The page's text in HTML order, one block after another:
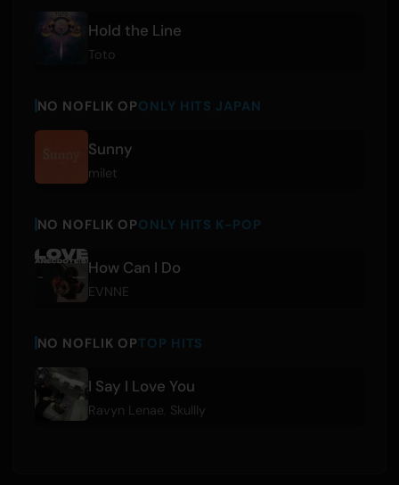
Hold the Line
Toto
NO NOFLIK OPONLY HITS JAPAN
Sunny
milet
NO NOFLIK OPONLY HITS K-POP
How Can I Do
EVNNE
NO NOFLIK OPTOP HITS
I Say I Love You
Ravyn Lenae Skullly